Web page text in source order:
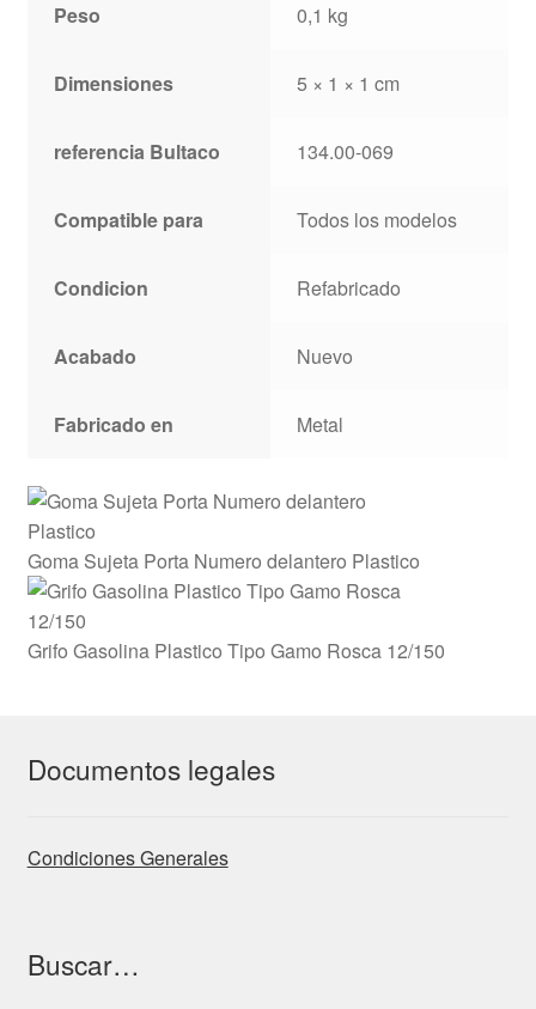
Peso 0,1 kg
Dimensiones 5 × 1 × 1 cm
referencia Bultaco 134.00-069
Compatible para Todos los modelos
Condicion Refabricado
Acabado Nuevo
Fabricado en Metal
Goma Sujeta Porta Numero delantero Plastico
Grifo Gasolina Plastico Tipo Gamo Rosca 12/150
Documentos legales
Condiciones Generales
Buscar…